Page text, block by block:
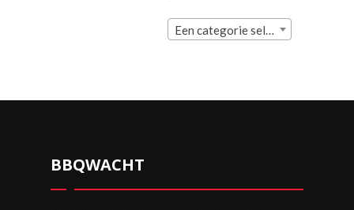
Een categorie selecteren
BBQWACHT